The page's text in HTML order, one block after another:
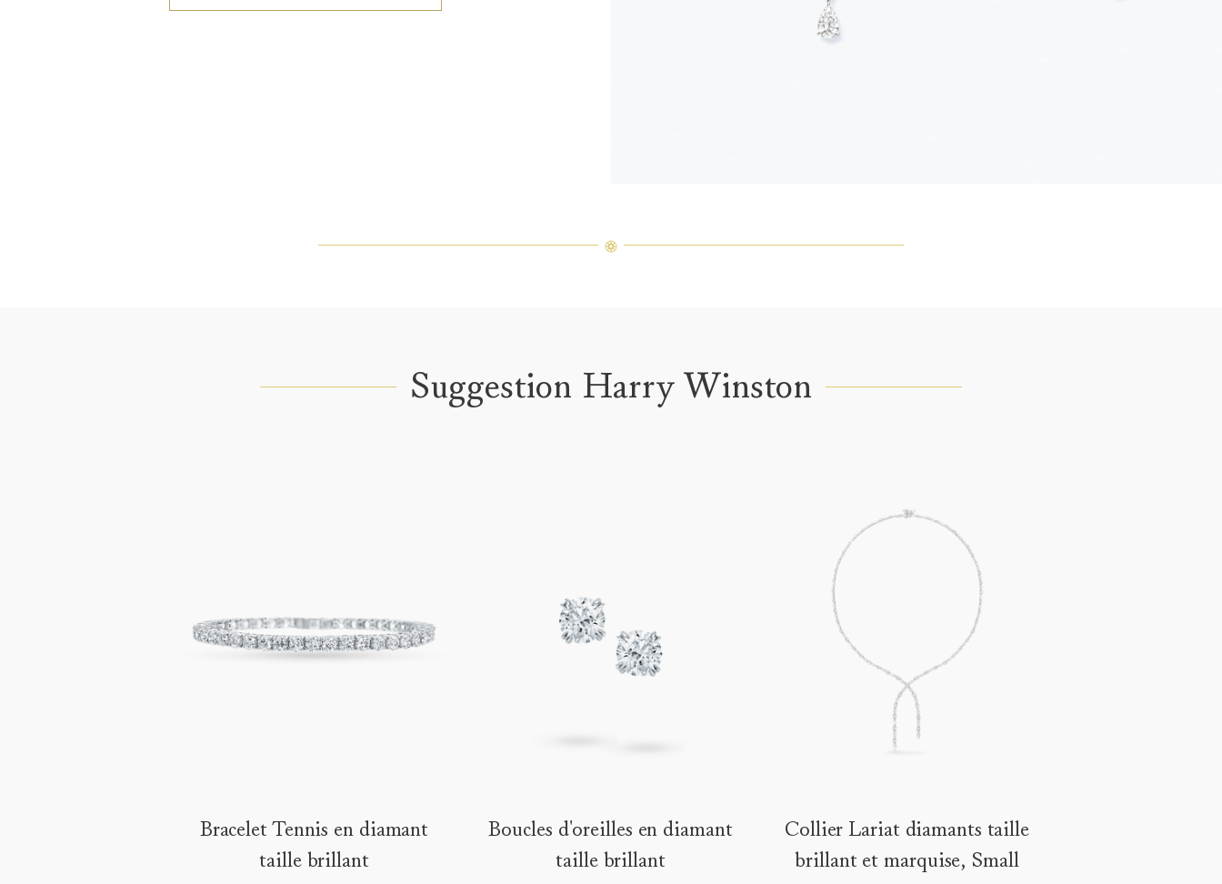
Suggestion Harry Winston
Bracelet Tennis en diamant
taille brillant
Boucles d'oreilles en diamant
taille brillant
Collier Lariat diamants taille
brillant et marquise, Small